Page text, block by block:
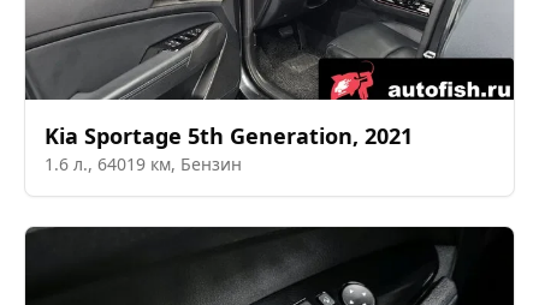
Kia Sportage 5th Generation, 2021
1.6 л., 64019 км, Бензин